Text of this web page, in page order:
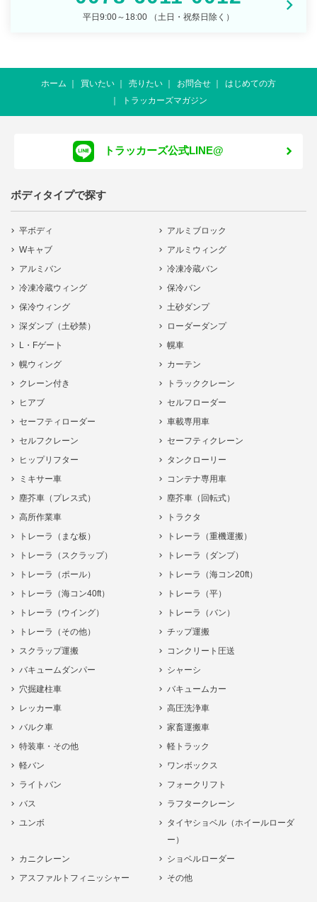
平日9:00～18:00 （土日・祝祭日除く）
ホーム 買いたい 売りたい お問合せ
はじめての方
トラッカーズマガジン
トラッカーズ公式LINE@
ボディタイプで探す
平ボディ
アルミブロック
Wキャブ
アルミウィング
アルミバン
冷凍冷蔵バン
冷凍冷蔵ウィング
保冷バン
保冷ウィング
土砂ダンプ
深ダンプ（土砂禁）
ローダーダンプ
L・Fゲート
幌車
幌ウィング
カーテン
クレーン付き
トラッククレーン
ヒアブ
セルフローダー
セーフティローダー
車載専用車
セルフクレーン
セーフティクレーン
ヒップリフター
タンクローリー
ミキサー車
コンテナ専用車
塵芥車（プレス式）
塵芥車（回転式）
高所作業車
トラクタ
トレーラ（まな板）
トレーラ（重機運搬）
トレーラ（スクラップ）
トレーラ（ダンプ）
トレーラ（ポール）
トレーラ（海コン20ft）
トレーラ（海コン40ft）
トレーラ（平）
トレーラ（ウイング）
トレーラ（バン）
トレーラ（その他）
チップ運搬
スクラップ運搬
コンクリート圧送
バキュームダンパー
シャーシ
穴掘建柱車
バキュームカー
レッカー車
高圧洗浄車
バルク車
家畜運搬車
特装車・その他
軽トラック
軽バン
ワンボックス
ライトバン
フォークリフト
バス
ラフタークレーン
ユンボ
タイヤショベル（ホイールローダ
ー）
カニクレーン
ショベルローダー
アスファルトフィニッシャー
その他